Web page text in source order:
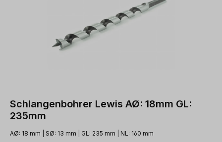
Schlangenbohrer Lewis AØ: 18mm GL:
235mm
AØ: 18 mm | SØ: 13 mm | GL: 235 mm | NL: 160 mm